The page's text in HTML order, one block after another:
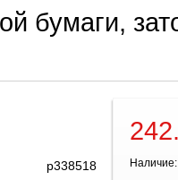
бумаги,
р338518 Наличие: